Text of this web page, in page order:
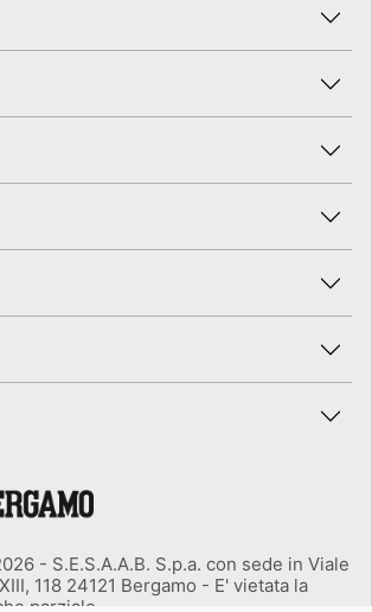
- S.E.S.A.A.B. S.p.a. con sede in Viale
118 24121 Bergamo - E' vietata la
parziale